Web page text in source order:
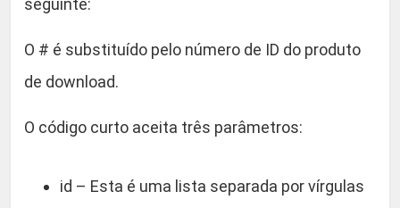
seguinte:
O # é substituído pelo número de ID do produto
de download.
O código curto aceita três parâmetros:
id – Esta é uma lista separada por vírgulas